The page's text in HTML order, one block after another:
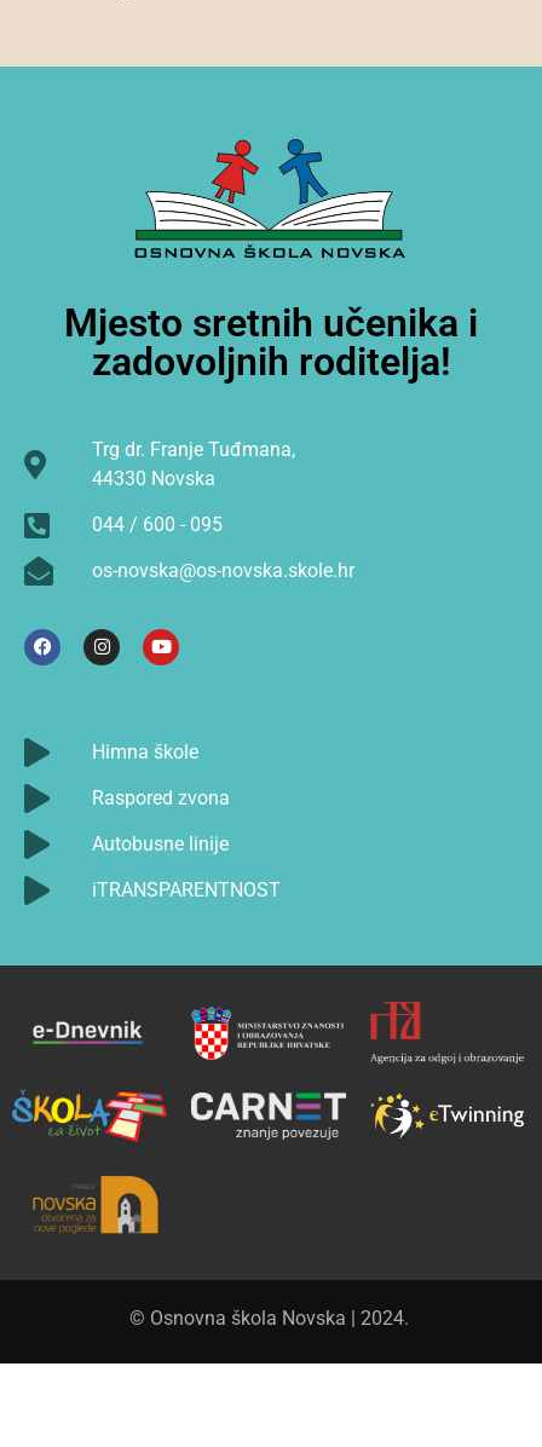
Mjesto sretnih učenika i
zadovoljnih roditelja!
Trg dr. Franje Tuđmana,
44330 Novska
044 / 600 - 095
os-novska@os-novska.skole.hr
Himna škole
Raspored zvona
Autobusne linije
iTRANSPARENTNOST
© Osnovna škola Novska | 2024.